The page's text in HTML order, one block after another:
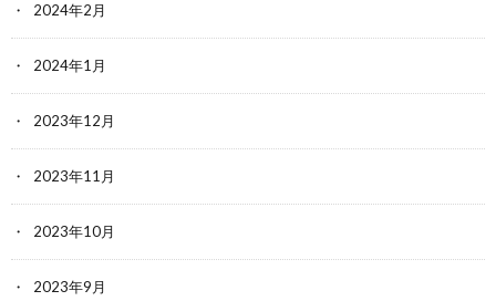
2024年2月
2024年1月
2023年12月
2023年11月
2023年10月
2023年9月